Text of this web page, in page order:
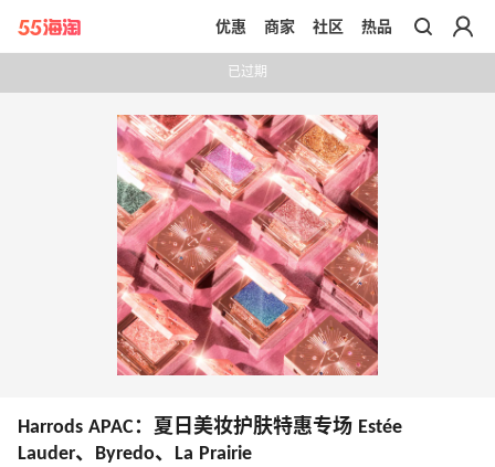
带你去官网买正品
优惠 商家 社区 热品
已过期
Harrods APAC：夏日美妆护肤特惠专场 Estée
Lauder、Byredo、La Prairie